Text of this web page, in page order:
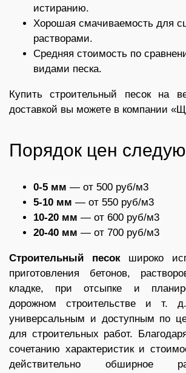
истиранию.
Хорошая смачиваемость для
растворами.
Средняя стоимость по
видами песка.
Купить строительный песок на
доставкой вы можете в компании
Порядок цен
0-5 мм — от 500 руб/м3
5-10 мм — от 550 руб/м3
10-20 мм — от 600 руб/м3
20-40 мм — от 700 руб/м3
Строительный песокшироко
приготовления бетонов,
кладке, при отсыпке и
дорожном строительстве и т.
универсальным и доступным по
для строительных работ.
сочетанию характеристик и
действительно обширное